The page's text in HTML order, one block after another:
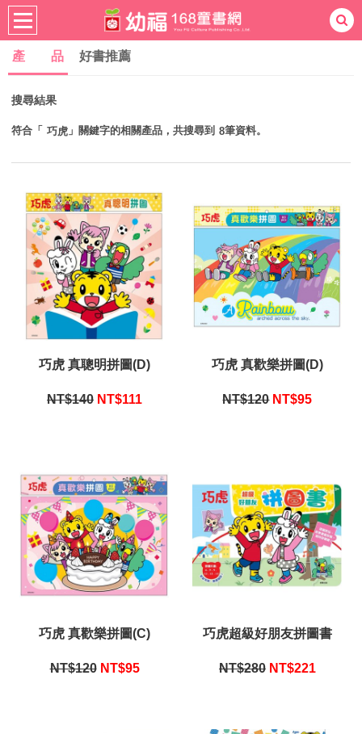
產 品 好書推薦
搜尋結果
符合「 巧虎 」關鍵字的相關產品，共搜尋到 8筆資料。
巧虎 真聰明拼圖(D)
NT$140 NT$111
巧虎 真歡樂拼圖(D)
NT$120 NT$95
巧虎 真歡樂拼圖(C)
NT$120 NT$95
巧虎超級好朋友拼圖書
NT$280 NT$221